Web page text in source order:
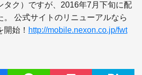
タク）ですが、2016年7月下旬に配
。 公式サイトのリニューアルなら
始！ http://mobile.nexon.co.jp/fwt